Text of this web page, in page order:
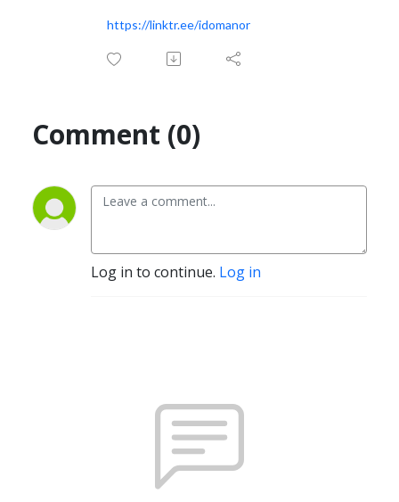
https://linktr.ee/idomanor
Comment (0)
Log in to continue. Log in